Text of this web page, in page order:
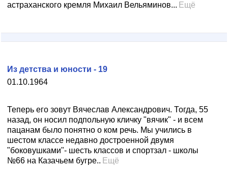
астраханского кремля Михаил Вельяминов... Ещё
01.10.1964
Из детства и юности - 19
Теперь его зовут Вячеслав Александрович. Тогда, 55
назад, он носил подпольную кличку "вячик" - и всем
пацанам было понятно о ком речь. Мы учились в
шестом классе недавно достроенной двумя
"боковушками"- шесть классов и спортзал - школы
№66 на Казачьем бугре.. Ещё